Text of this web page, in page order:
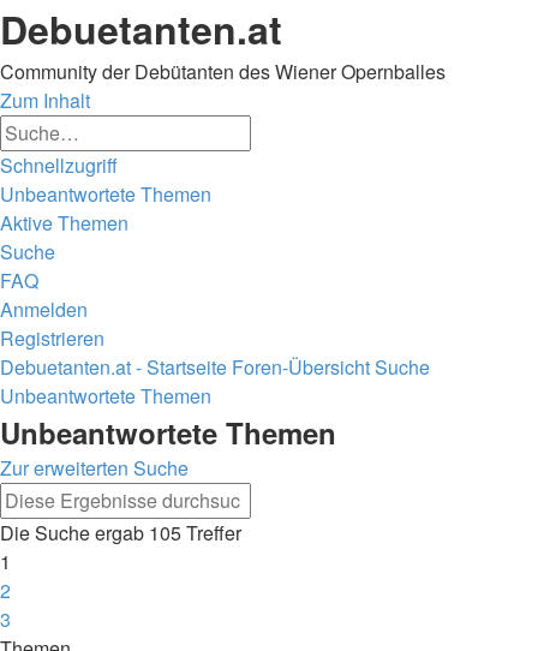
Debuetanten.at
Community der Debütanten des Wiener Opernballes
Zum Inhalt
Schnellzugriff
Unbeantwortete Themen
Aktive Themen
Suche
FAQ
Anmelden
Registrieren
Debuetanten.at - Startseite Foren-ÜbersichtSuche
Unbeantwortete Themen
Suche
Unbeantwortete Themen
Zur erweiterten Suche
Die Suche ergab 105 Treffer
1
2
3